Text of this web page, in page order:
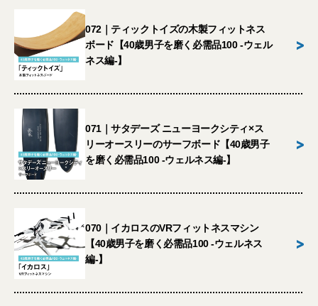
072｜ティックトイズの木製フィットネス
ボード【40歳男子を磨く必需品100 -ウェル
ネス編-】
>
071｜サタデーズ ニューヨークシティ×ス
リーオースリーのサーフボード【40歳男子
を磨く必需品100 -ウェルネス編-】
>
070｜イカロスのVRフィットネスマシン
【40歳男子を磨く必需品100 -ウェルネス
編-】
>